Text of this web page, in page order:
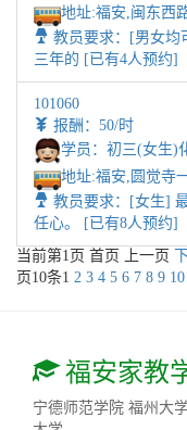
地址:福安,闽东西
教员要求：[男女均
三年的 [已有4人预约]
101060
报酬：50/时
学员：初三(女生)
地址:福安,圆觉寺
教员要求：[女生]
任心。 [已有8人预约]
当前第1 页 首页 上一页
页 10条1 2 3 4 5 6 7 8 9 10
福安家教
宁德师范学院 福州大